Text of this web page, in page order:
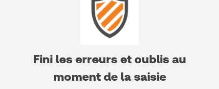
Fini les erreurs et oublis au
moment de la saisie